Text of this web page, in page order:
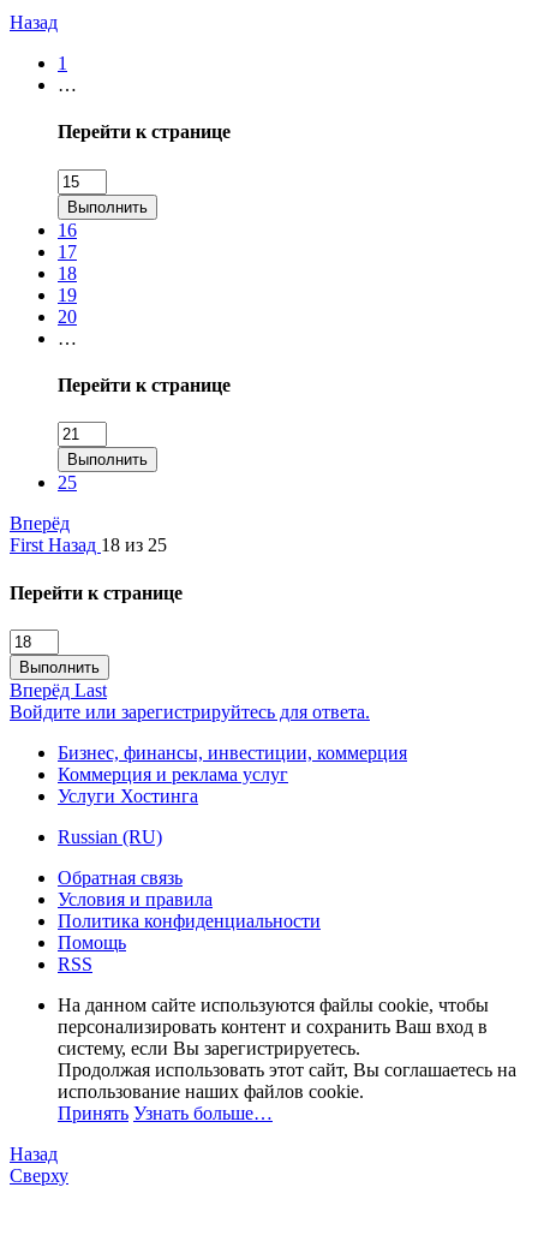
Назад
1
…
Перейти к странице
Выполнить
16
17
18
19
20
…
Перейти к странице
Выполнить
25
Вперёд
First Назад 18 из 25
Перейти к странице
Выполнить
Вперёд Last
Войдите или зарегистрируйтесь для ответа.
Бизнес, финансы, инвестиции, коммерция
Коммерция и реклама услуг
Услуги Хостинга
Russian (RU)
Обратная связь
Условия и правила
Политика конфиденциальности
Помощь
RSS
На данном сайте используются файлы cookie, чтобы
персонализировать контент и сохранить Ваш вход в
систему, если Вы зарегистрируетесь.
Продолжая использовать этот сайт, Вы соглашаетесь на
использование наших файлов cookie.
Принять Узнать больше…
Назад
Сверху